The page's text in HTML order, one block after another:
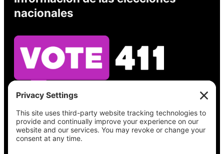
nacionales
Vea lo que hay en su boleta, encuentre su
lugar de votación, verifique el estado de su
registro y obtenga toda la información